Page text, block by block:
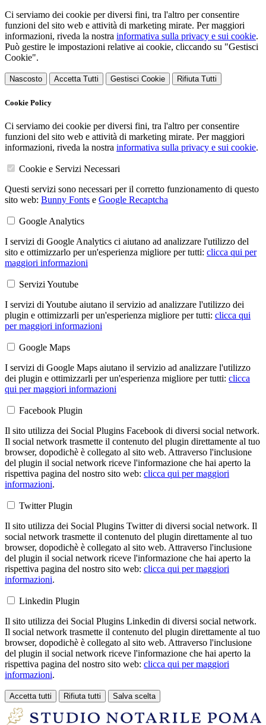
Ci serviamo dei cookie per diversi fini, tra l'altro per consentire
funzioni del sito web e attività di marketing mirate. Per maggiori
informazioni, riveda la nostra informativa sulla privacy e sui cookie.
Può gestire le impostazioni relative ai cookie, cliccando su "Gestisci
Cookie".
Nascosto Accetta Tutti Gestisci Cookie Rifiuta Tutti
Cookie Policy
Ci serviamo dei cookie per diversi fini, tra l'altro per consentire
funzioni del sito web e attività di marketing mirate. Per maggiori
informazioni, riveda la nostra informativa sulla privacy e sui cookie.
Cookie e Servizi Necessari
Questi servizi sono necessari per il corretto funzionamento di questo
sito web: Bunny Fonts e Google Recaptcha
Google Analytics
I servizi di Google Analytics ci aiutano ad analizzare l'utilizzo del
sito e ottimizzarlo per un'esperienza migliore per tutti: clicca qui per
maggiori informazioni
Servizi Youtube
I servizi di Youtube aiutano il servizio ad analizzare l'utilizzo dei
plugin e ottimizzarli per un'esperienza migliore per tutti: clicca qui
per maggiori informazioni
Google Maps
I servizi di Google Maps aiutano il servizio ad analizzare l'utilizzo
dei plugin e ottimizzarli per un'esperienza migliore per tutti: clicca
qui per maggiori informazioni
Facebook Plugin
Il sito utilizza dei Social Plugins Facebook di diversi social network.
Il social network trasmette il contenuto del plugin direttamente al tuo
browser, dopodichè è collegato al sito web. Attraverso l'inclusione
del plugin il social network riceve l'informazione che hai aperto la
rispettiva pagina del nostro sito web: clicca qui per maggiori
informazioni.
Twitter Plugin
Il sito utilizza dei Social Plugins Twitter di diversi social network. Il
social network trasmette il contenuto del plugin direttamente al tuo
browser, dopodichè è collegato al sito web. Attraverso l'inclusione
del plugin il social network riceve l'informazione che hai aperto la
rispettiva pagina del nostro sito web: clicca qui per maggiori
informazioni.
Linkedin Plugin
Il sito utilizza dei Social Plugins Linkedin di diversi social network.
Il social network trasmette il contenuto del plugin direttamente al tuo
browser, dopodichè è collegato al sito web. Attraverso l'inclusione
del plugin il social network riceve l'informazione che hai aperto la
rispettiva pagina del nostro sito web: clicca qui per maggiori
informazioni.
Accetta tutti Rifiuta tutti Salva scelta
Loading...